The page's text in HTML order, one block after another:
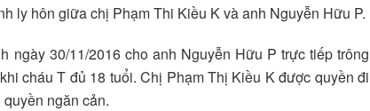
ly hôn giữa chị Phạm Thi Kiều K và anh Nguyễn Hữu P.
ngày 30/11/2016 cho anh Nguyễn Hữu P trực tiếp trông
cháu T đủ 18 tuổi. Chị Phạm Thị Kiều K được quyền đi
ngăn cản.